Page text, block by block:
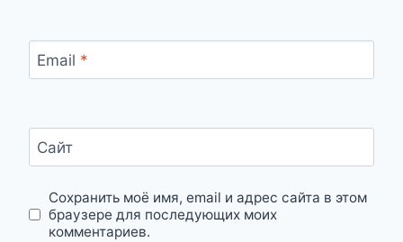
Email *
Сайт
Сохранить моё имя, email и адрес сайта в этом
браузере для последующих моих
комментариев.